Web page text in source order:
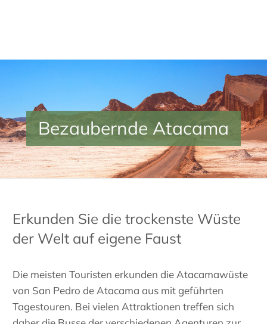
Bezaubernde Atacama
Erkunden Sie die trockenste Wüste
der Welt auf eigene Faust
Die meisten Touristen erkunden die Atacamawüste
von San Pedro de Atacama aus mit geführten
Tagestouren. Bei vielen Attraktionen treffen sich